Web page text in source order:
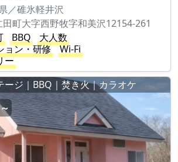
／碓氷軽井沢
町大字西野牧字和美沢12154-261
BBQ
大人数
ョン・研修
Wi-Fi
ー
ージ｜BBQ｜焚き火｜カラオケ